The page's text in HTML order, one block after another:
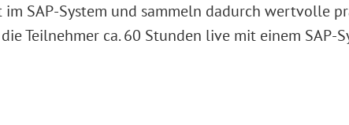
SAP-System und sammeln dadurch wertvolle
Teilnehmer ca. 60 Stunden live mit einem SAP-